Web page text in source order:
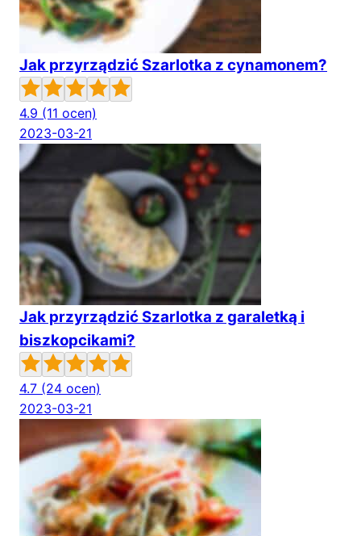
Jak przyrządzić Szarlotka z cynamonem?
4.9 (11 ocen)
2023-03-21
Jak przyrządzić Szarlotka z garaletką i
biszkopcikami?
4.7 (24 ocen)
2023-03-21